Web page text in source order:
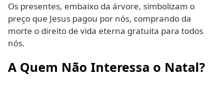
Os presentes, embaixo da árvore, simbolizam o
preço que Jesus pagou por nós, comprando da
morte o direito de vida eterna gratuita para todos
nós.
A Quem Não Interessa o Natal?